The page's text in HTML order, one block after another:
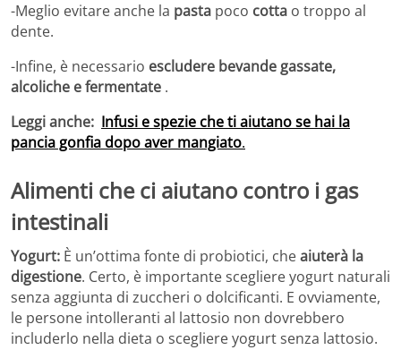
-Meglio evitare anche la pasta poco cotta o troppo al
dente.
-Infine, è necessario escludere bevande gassate,
alcoliche e fermentate .
Leggi anche: Infusi e spezie che ti aiutano se hai la
pancia gonfia dopo aver mangiato.
Alimenti che ci aiutano contro i gas
intestinali
Yogurt: È un’ottima fonte di probiotici, cheaiuterà la
digestione. Certo, è importante scegliere yogurt naturali
senza aggiunta di zuccheri o dolcificanti. E ovviamente,
le persone intolleranti al lattosio non dovrebbero
includerlo nella dieta o scegliere yogurt senza lattosio.